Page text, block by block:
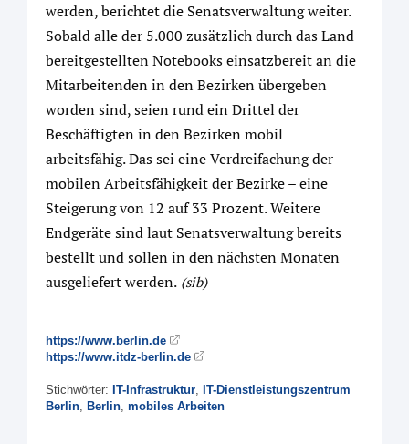
werden, berichtet die Senatsverwaltung weiter.
Sobald alle der 5.000 zusätzlich durch das Land
bereitgestellten Notebooks einsatzbereit an die
Mitarbeitenden in den Bezirken übergeben
worden sind, seien rund ein Drittel der
Beschäftigten in den Bezirken mobil
arbeitsfähig. Das sei eine Verdreifachung der
mobilen Arbeitsfähigkeit der Bezirke – eine
Steigerung von 12 auf 33 Prozent. Weitere
Endgeräte sind laut Senatsverwaltung bereits
bestellt und sollen in den nächsten Monaten
ausgeliefert werden. (sib)
https://www.berlin.de
https://www.itdz-berlin.de
Stichwörter: IT-Infrastruktur, IT-Dienstleistungszentrum
Berlin, Berlin, mobiles Arbeiten